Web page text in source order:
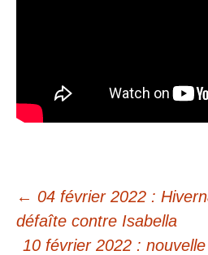
← 04 février 2022 :
défaîte contre Isabella
10 février 2022 :